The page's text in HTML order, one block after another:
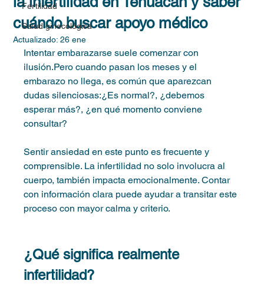
Fertilidad
Salud ginecológica
cuándo buscar apoyo médico
Actualizado:26 ene
Intentar embarazarse suele comenzar con
ilusión.Pero cuando pasan los meses y el
embarazo no llega, es común que aparezcan
dudas silenciosas:¿Es normal?, ¿debemos
esperar más?, ¿en qué momento conviene
consultar?
Sentir ansiedad en este punto es frecuente y
comprensible. La infertilidad no solo involucra al
cuerpo, también impacta emocionalmente. Contar
con información clara puede ayudar a transitar este
proceso con mayor calma y criterio.
¿Qué significa realmente
infertilidad?